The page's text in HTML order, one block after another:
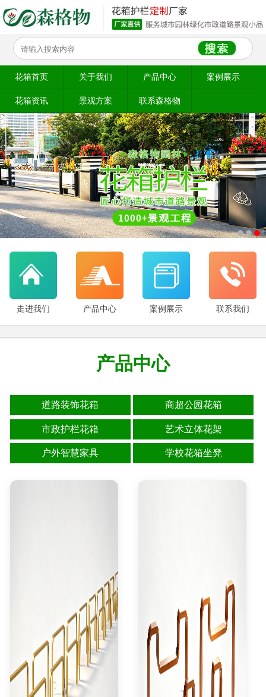
花箱首页 关于我们 产品中心 案例展示
花箱资讯 景观方案 联系森格物
走进我们 产品中心 案例展示 联系我们
产品中心
道路装饰花箱 商超公园花箱
市政护栏花箱 艺术立体花架
户外智慧家具 学校花箱坐凳